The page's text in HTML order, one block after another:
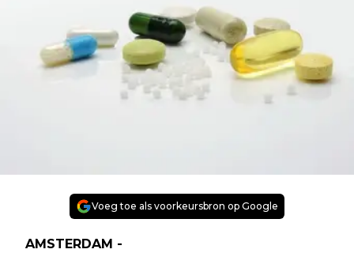
Voeg toe als voorkeursbron op Google
AMSTERDAM -